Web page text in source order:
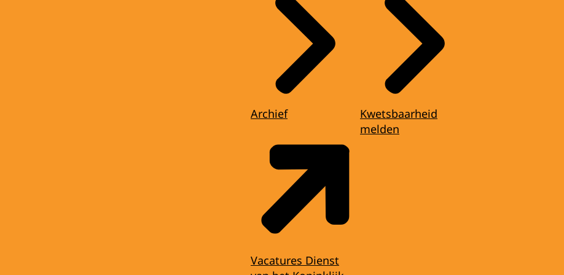
Archief
Vacatures Dienst
Kwetsbaarheid
melden